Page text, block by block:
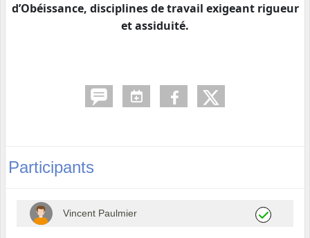
d’Obéissance, disciplines de travail exigeant rigueur
et assiduité.
Participants
Vincent Paulmier